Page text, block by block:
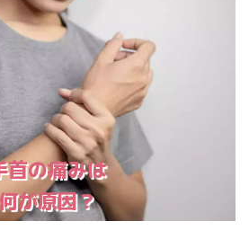
首の痛みは
が原因？